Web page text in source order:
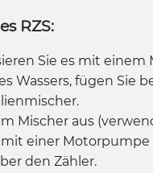
RZS:
Sie es mit einem
Wassers, fügen Sie
Mischer aus
einer Motorpumpe
den Zähler.